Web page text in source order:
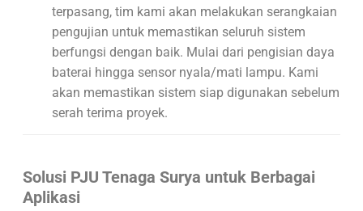
terpasang, tim kami akan melakukan serangkaian
pengujian untuk memastikan seluruh sistem
berfungsi dengan baik. Mulai dari pengisian daya
baterai hingga sensor nyala/mati lampu. Kami
akan memastikan sistem siap digunakan sebelum
serah terima proyek.
Solusi PJU Tenaga Surya untuk Berbagai
Aplikasi